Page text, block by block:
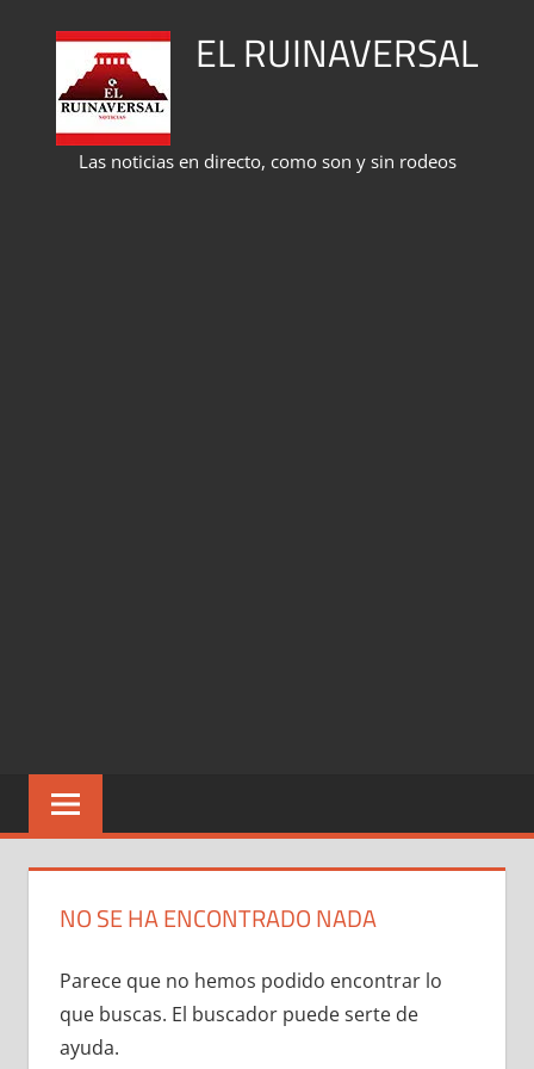
contenido
EL RUINAVERSAL
Las noticias en directo, como son y sin rodeos
NO SE HA ENCONTRADO NADA
Parece que no hemos podido encontrar lo
que buscas. El buscador puede serte de
ayuda.